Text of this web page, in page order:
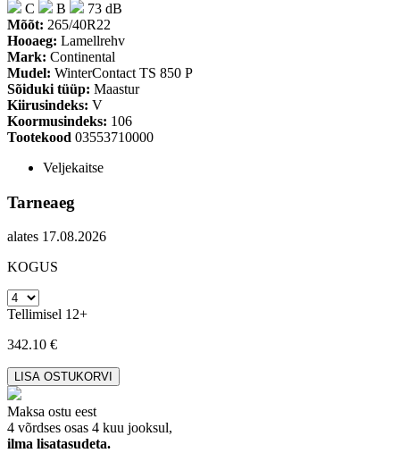
C B
73 dB
Mõõt: 265/40R22
Hooaeg: Lamellrehv
Mark: Continental
Mudel: WinterContact TS 850 P
Sõiduki tüüp: Maastur
Kiirusindeks: V
Koormusindeks: 106
Tootekood 03553710000
Veljekaitse
Tarneaeg
alates 17.08.2026
KOGUS
Tellimisel 12+
342.10 €
Maksa ostu eest
4 võrdses osas 4 kuu jooksul,
ilma lisatasudeta.